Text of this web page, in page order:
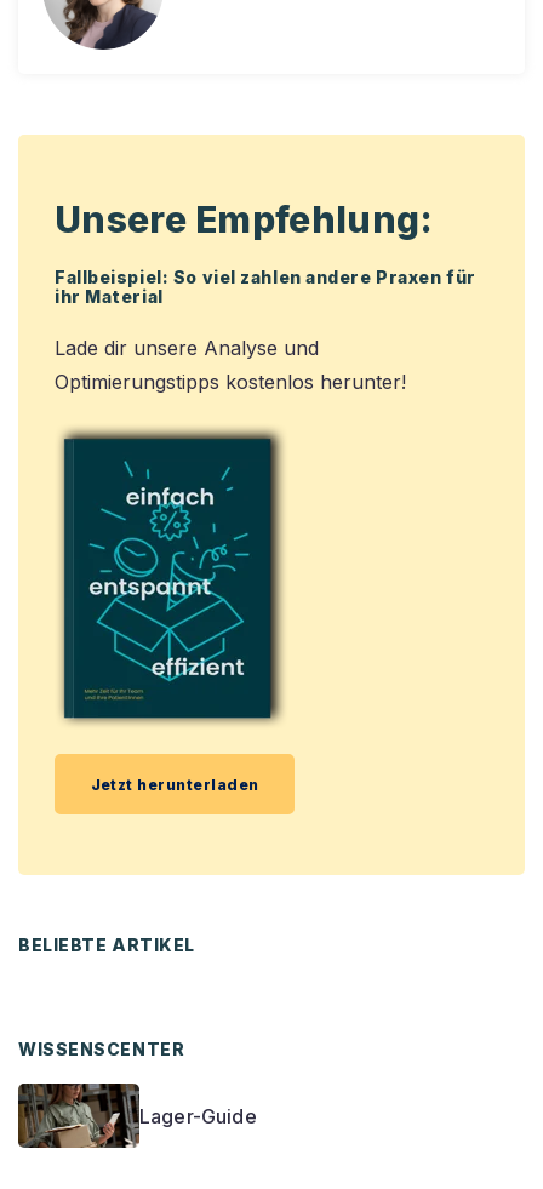
Unsere Empfehlung:
Fallbeispiel: So viel zahlen andere Praxen für
ihr Material
Lade dir unsere Analyse und
Optimierungstipps kostenlos herunter!
Jetzt herunterladen
BELIEBTE ARTIKEL
WISSENSCENTER
Lager-Guide